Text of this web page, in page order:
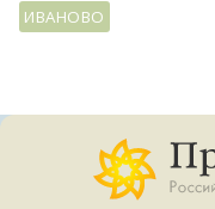
ИВАНОВО